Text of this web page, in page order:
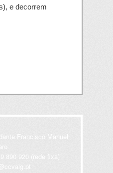
e decorrem
aos
Francisco Manuel
890 920 (rede fixa)